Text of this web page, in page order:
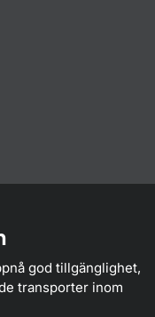
god tillgänglighet,
transporter inom